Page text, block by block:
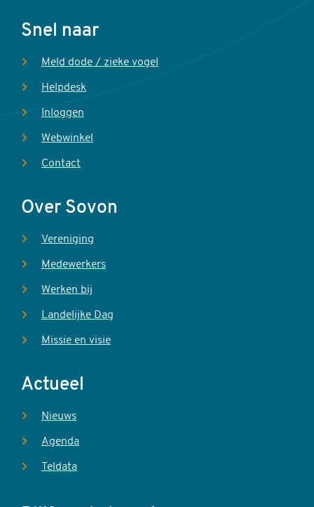
Voet
Snel naar
Meld dode / zieke vogel
Helpdesk
Inloggen
Webwinkel
Contact
Over Sovon
Vereniging
Medewerkers
Werken bij
Landelijke Dag
Missie en visie
Actueel
Nieuws
Agenda
Teldata